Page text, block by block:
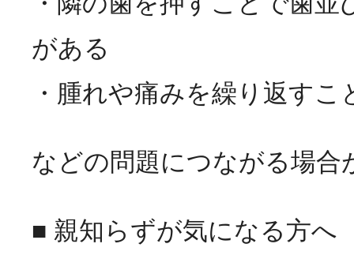
がある
・腫れや痛みを繰り返すこ
などの問題につながる場合
■ 親知らずが気になる方へ